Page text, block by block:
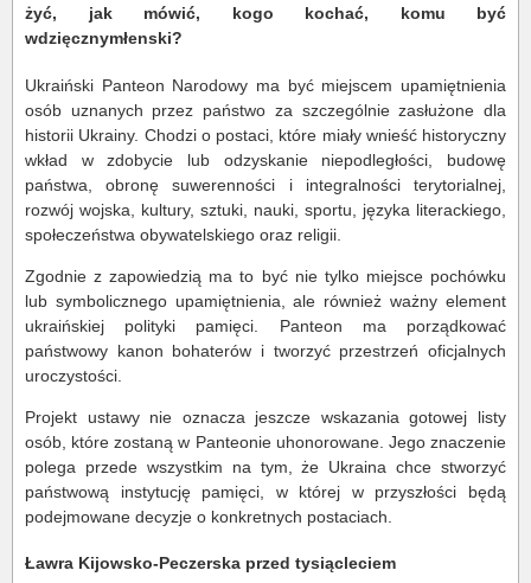
żyć, jak mówić, kogo kochać, komu być
wdzięcznymłenski?
Ukraiński Panteon Narodowy ma być miejscem upamiętnienia
osób uznanych przez państwo za szczególnie zasłużone dla
historii Ukrainy. Chodzi o postaci, które miały wnieść historyczny
wkład w zdobycie lub odzyskanie niepodległości, budowę
państwa, obronę suwerenności i integralności terytorialnej,
rozwój wojska, kultury, sztuki, nauki, sportu, języka literackiego,
społeczeństwa obywatelskiego oraz religii.
Zgodnie z zapowiedzią ma to być nie tylko miejsce pochówku
lub symbolicznego upamiętnienia, ale również ważny element
ukraińskiej polityki pamięci. Panteon ma porządkować
państwowy kanon bohaterów i tworzyć przestrzeń oficjalnych
uroczystości.
Projekt ustawy nie oznacza jeszcze wskazania gotowej listy
osób, które zostaną w Panteonie uhonorowane. Jego znaczenie
polega przede wszystkim na tym, że Ukraina chce stworzyć
państwową instytucję pamięci, w której w przyszłości będą
podejmowane decyzje o konkretnych postaciach.
Ławra Kijowsko-Peczerska przed tysiącleciem